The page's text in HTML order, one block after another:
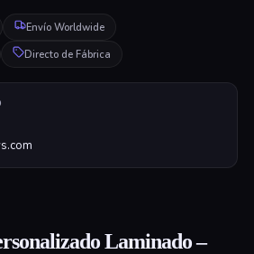
Envío Worldwide
Directo de Fábrica
Laminado –